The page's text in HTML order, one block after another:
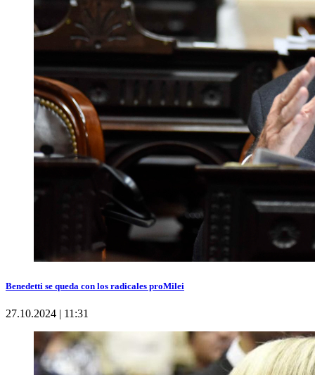
Benedetti se queda con los radicales proMilei
27.10.2024 | 11:31